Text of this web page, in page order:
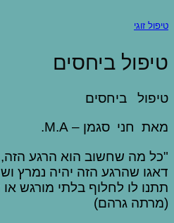
טיפול זוגי
טיפול ביחסים
טיפול ביחסים
מאת חני סגמן – M.A.
"כל מה שחשוב הוא הרגע
דאגו שהרגע הזה יהיה נמרץ
תתנו לו לחלוף בלתי מורגש
(מרתה גרהם)